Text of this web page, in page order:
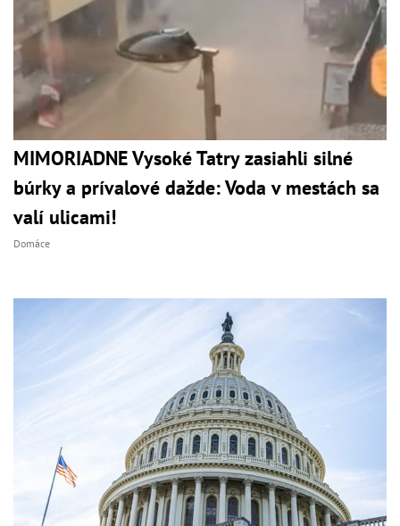
MIMORIADNE Vysoké Tatry zasiahli silné
búrky a prívalové dažde: Voda v mestách sa
valí ulicami!
Domáce